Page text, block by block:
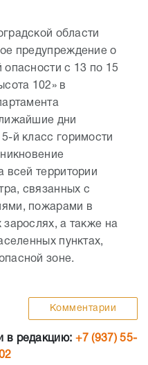
области
предупреждение о
с 13 по 15
102» в
дни
й класс горимости
всей территории
связанных с
пожарами в
а также на
пунктах,
зоне.
Комментарии
в редакцию: +7 (937) 55-